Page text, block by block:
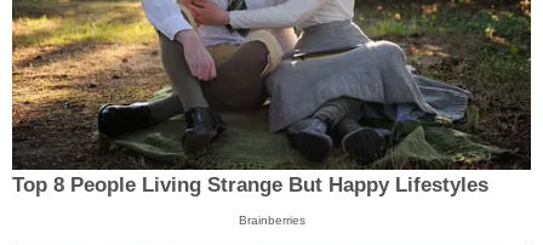
Top 8 People Living Strange But Happy Lifestyles
Brainberries